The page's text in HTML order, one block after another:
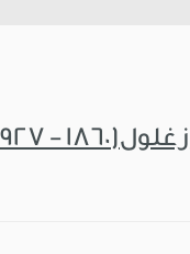
- 1927)